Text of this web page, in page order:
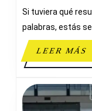
Si tuviera qué
palabras, estás
LEER MÁS